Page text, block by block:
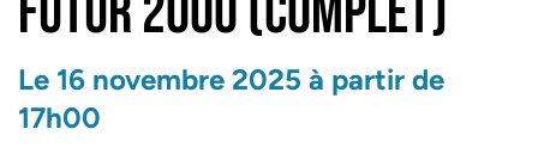
FUTUR 2000 (COMPLET)
Le 16 novembre 2025 à partir de
17h00